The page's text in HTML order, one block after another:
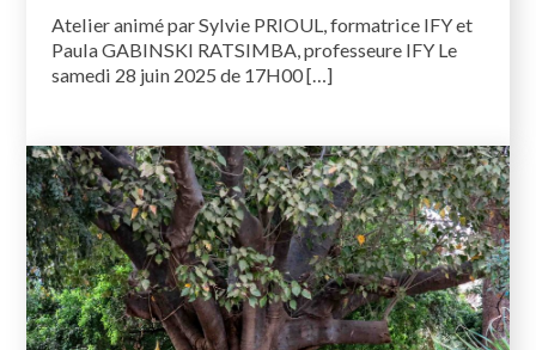
Atelier animé par Sylvie PRIOUL, formatrice IFY et
Paula GABINSKI RATSIMBA, professeure IFY Le
samedi 28 juin 2025 de 17H00 […]